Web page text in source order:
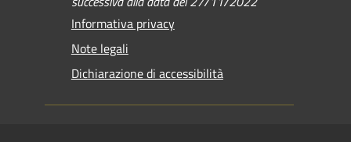
Informativa privacy
Note legali
Dichiarazione di accessibilità